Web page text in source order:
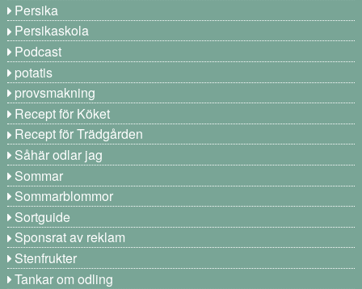
Persika
Persikaskola
Podcast
potatis
provsmakning
Recept för Köket
Recept för Trädgården
Såhär odlar jag
Sommar
Sommarblommor
Sortguide
Sponsrat av reklam
Stenfrukter
Tankar om odling